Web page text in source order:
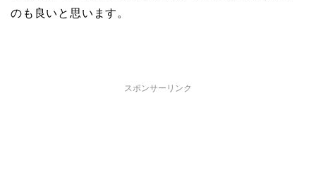
のも良いと思います。
スポンサーリンク